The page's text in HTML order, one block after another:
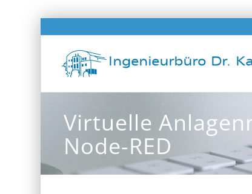
Virtuelle
Node-RED